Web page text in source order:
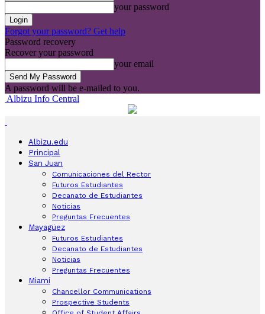
your password
Forgot your password? Get help
Password recovery
Recover your password
your email
A password will be e-mailed to you.
Albizu Info Central
Albizu.edu
Principal
San Juan
Comunicaciones del Rector
Futuros Estudiantes
Decanato de Estudiantes
Noticias
Preguntas Frecuentes
Mayagüez
Futuros Estudiantes
Decanato de Estudiantes
Noticias
Preguntas Frecuentes
Miami
Chancellor Communications
Prospective Students